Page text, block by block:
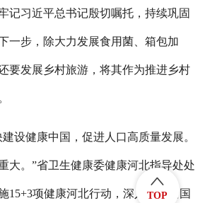
记习近平总书记殷切嘱托，持续巩固
一步，除大力发展食用菌、箱包加
要发展乡村旅游，将其作为推进乡村
健康中国，促进人口高质量发展。
大。”省卫生健康委健康河北指导处处
15+3项健康河北行动，深入开展爱国
TOP